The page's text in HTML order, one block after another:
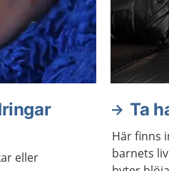
eller
Ta
Här finns
barnets